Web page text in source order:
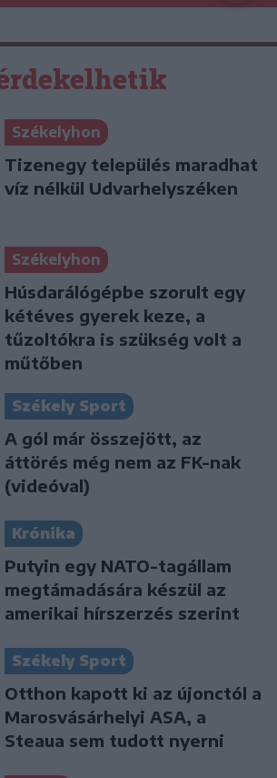
Székelyhon
Tizenegy település maradhat
víz nélkül Udvarhelyszéken
Székelyhon
Húsdarálógépbe szorult egy
kétéves gyerek keze, a
tűzoltókra is szükség volt a
műtőben
Székely Sport
A gól már összejött, az
áttörés még nem az FK-nak
(videóval)
Krónika
Putyin egy NATO-tagállam
megtámadására készül az
amerikai hírszerzés szerint
Székely Sport
Otthon kapott ki az újonctól a
Marosvásárhelyi ASA, a
Steaua sem tudott nyerni